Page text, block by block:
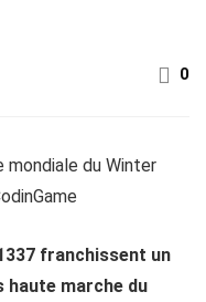
0
franchissent un
haute marche du